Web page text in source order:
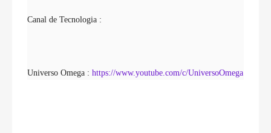
Canal de Tecnologia :
Universo Omega : https://www.youtube.com/c/UniversoOmega